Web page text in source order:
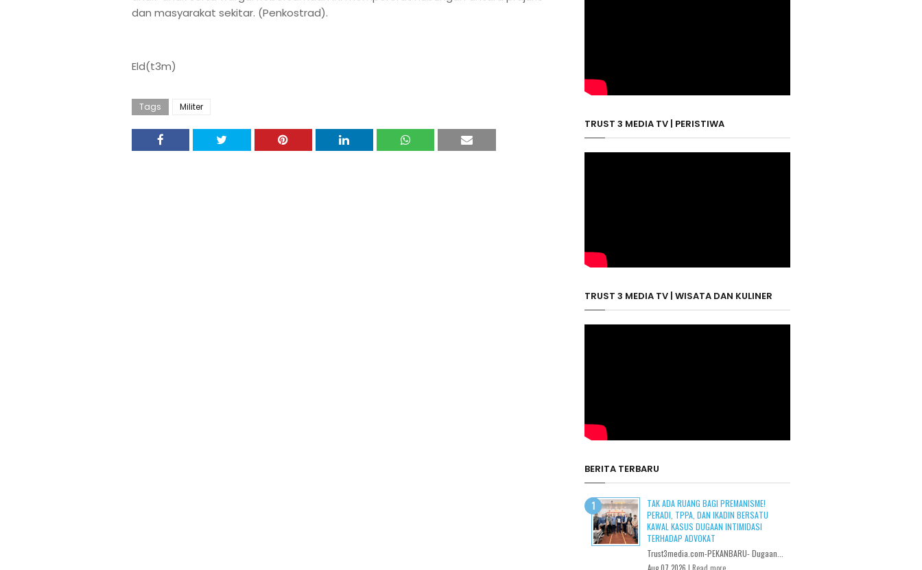
dan masyarakat sekitar. (Penkostrad).
Eld(t3m)
Tags Militer
TRUST 3 MEDIA TV | PERISTIWA
TRUST 3 MEDIA TV | WISATA DAN KULINER
BERITA TERBARU
TAK ADA RUANG BAGI PREMANISME!
PERADI, TPPA, DAN IKADIN BERSATU
KAWAL KASUS DUGAAN INTIMIDASI
TERHADAP ADVOKAT
Trust3media.com-PEKANBARU- Dugaan...